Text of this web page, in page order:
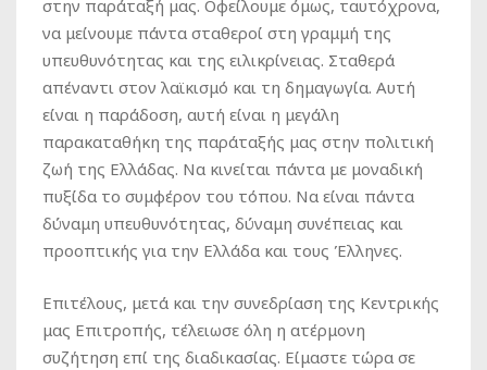
στην παράταξή μας. Οφείλουμε όμως, ταυτόχρονα,
να μείνουμε πάντα σταθεροί στη γραμμή της
υπευθυνότητας και της ειλικρίνειας. Σταθερά
απέναντι στον λαϊκισμό και τη δημαγωγία. Αυτή
είναι η παράδοση, αυτή είναι η μεγάλη
παρακαταθήκη της παράταξής μας στην πολιτική
ζωή της Ελλάδας. Να κινείται πάντα με μοναδική
πυξίδα το συμφέρον του τόπου. Να είναι πάντα
δύναμη υπευθυνότητας, δύναμη συνέπειας και
προοπτικής για την Ελλάδα και τους Έλληνες.
Επιτέλους, μετά και την συνεδρίαση της Κεντρικής
μας Επιτροπής, τέλειωσε όλη η ατέρμονη
συζήτηση επί της διαδικασίας. Είμαστε τώρα σε